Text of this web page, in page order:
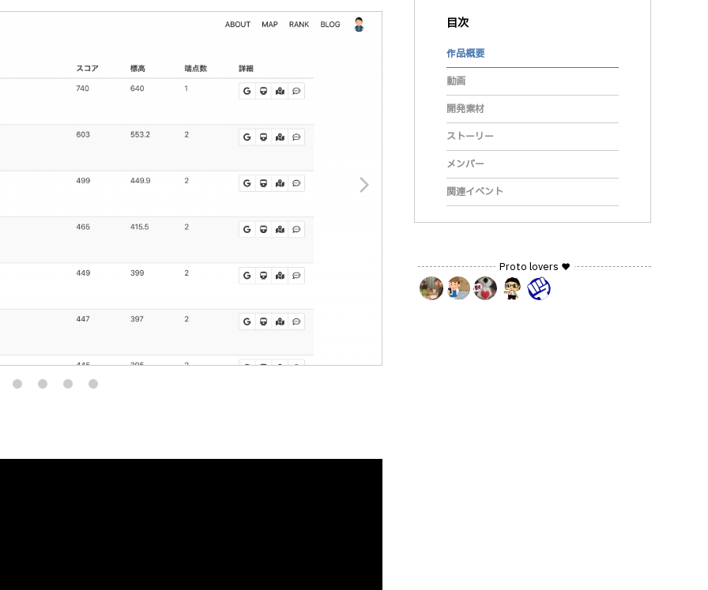
arrow_forward_ios
目次
作品概要
動画
開発素材
ストーリー
メンバー
関連イベント
Proto lovers ♥